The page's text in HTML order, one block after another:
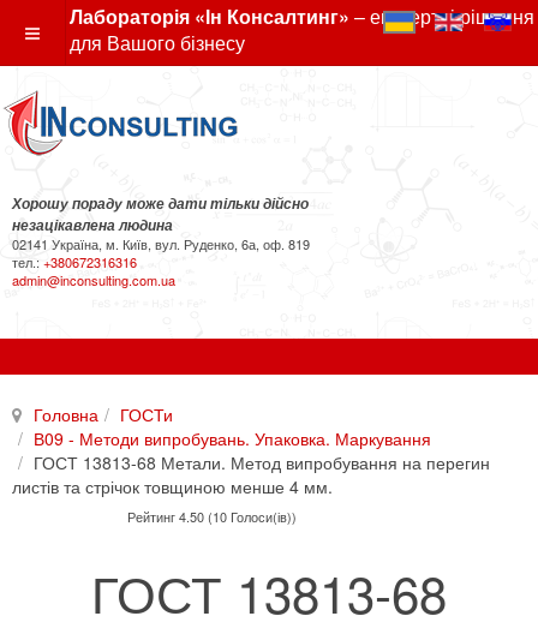
Лабораторія «Ін Консалтинг» – експертні рішення
для Вашого бізнесу
Хорошу пораду може дати тільки дійсно
незацікавлена людина
02141 Україна, м. Київ, вул. Руденко, 6а, оф. 819
тел.: +380672316316
admin@inconsulting.com.ua
Головна
ГОСТи
В09 - Методи випробувань. Упаковка. Маркування
ГОСТ 13813-68 Метали. Метод випробування на перегин
листів та стрічок товщиною менше 4 мм.
Рейтинг 4.50 (10 Голоси(ів))
ГОСТ 13813-68